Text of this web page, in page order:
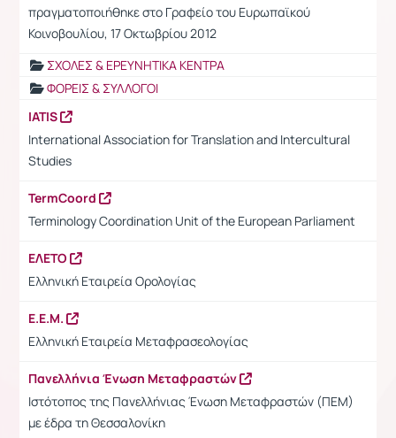
πραγματοποιήθηκε στο Γραφείο του Ευρωπαϊκού
Κοινοβουλίου, 17 Οκτωβρίου 2012
ΣΧΟΛΕΣ & ΕΡΕΥΝΗΤΙΚΑ ΚΕΝΤΡΑ
ΦΟΡΕΙΣ & ΣΥΛΛΟΓΟΙ
IATIS
International Association for Translation and Intercultural
Studies
TermCoord
Terminology Coordination Unit of the European Parliament
ΕΛΕΤΟ
Ελληνική Εταιρεία Ορολογίας
Ε.Ε.Μ.
Ελληνική Εταιρεία Μεταφρασεολογίας
Πανελλήνια Ένωση Μεταφραστών
Ιστότοπος της Πανελλήνιας Ένωση Μεταφραστών (ΠΕΜ)
με έδρα τη Θεσσαλονίκη